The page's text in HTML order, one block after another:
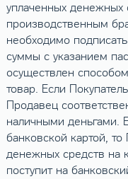
уплаченных денежных
производственным
необходимо
суммы с указанием
осуществлен
товар. Если
Продавец
наличными деньгами.
банковской картой,
денежных средств на
поступит на